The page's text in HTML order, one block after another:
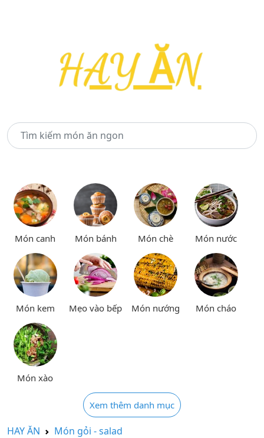
Món canh Món bánh Món chè Món nước
Món kem Mẹo vào bếp Món nướng Món cháo
Món xào
Xem thêm danh mục
HAY ĂN Món gỏi - salad